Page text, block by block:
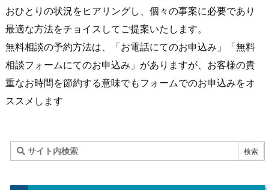
おひとりの状況をヒアリングし、個々の事案に必要であり
最適な方法をチョイスしてご提案いたします。
無料相談の予約方法は、「お電話にてのお申込み」「無料
相談フォームにてのお申込み」がありますが、お客様の貴
重なお時間を節約する意味でもフォームでのお申込みをオ
ススメします